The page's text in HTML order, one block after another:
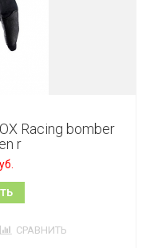
Racing bomber
r
СРАВНИТЬ